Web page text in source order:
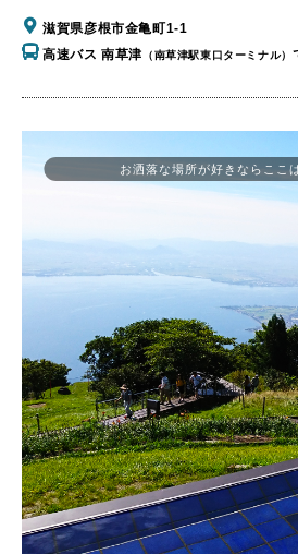
滋賀県彦根市金亀町1-1
高速バス 南草津 （南草津駅東口ターミナル）
お洒落な場所が好きならここ